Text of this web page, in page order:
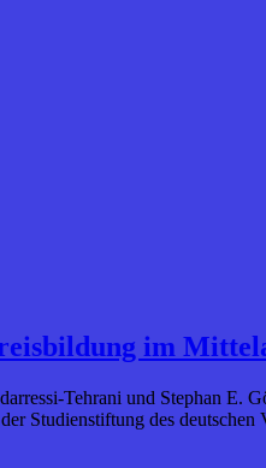
im
Tehrani und Stephan E.
Studienstiftung des